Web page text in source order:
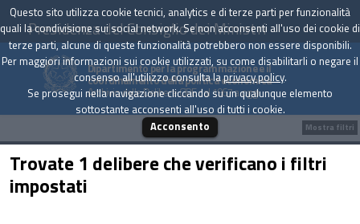
Presidenza del Consiglio dei Ministri
Dipartimento per la programmazione e il
coordinamento della politica economica
Archivio delle Delibere CIPE dal 1967 a oggi
Trovate 1 delibere che verificano i filtri
impostati
Mostra filtri
Questo sito utilizza cookie tecnici, analytics e di terze parti per funzionalità
quali la condivisione sui social network. Se non acconsenti all'uso dei cookie di
terze parti, alcune di queste funzionalità potrebbero non essere disponibili.
Per maggiori informazioni sui cookie utilizzati, su come disabilitarli o negare il
consenso all'utilizzo consulta laprivacy policy.
Se prosegui nella navigazione cliccando su un qualunque elemento
sottostante acconsenti all'uso di tutti i cookie.
Acconsento